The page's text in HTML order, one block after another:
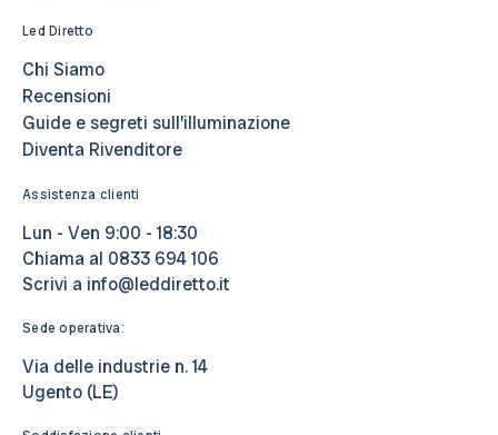
Led Diretto
Chi Siamo
Recensioni
Guide e segreti sull’illuminazione
Diventa Rivenditore
Assistenza clienti
Lun - Ven 9:00 - 18:30
Chiama al 0833 694 106
Scrivi a info@leddiretto.it
Sede operativa:
Via delle industrie n. 14
Ugento (LE)